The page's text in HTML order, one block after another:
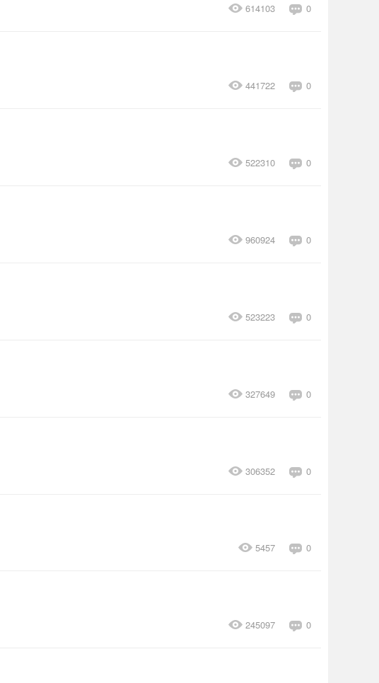
0
614103
0
441722
0
522310
0
960924
0
523223
0
327649
0
306352
0
5457
0
245097